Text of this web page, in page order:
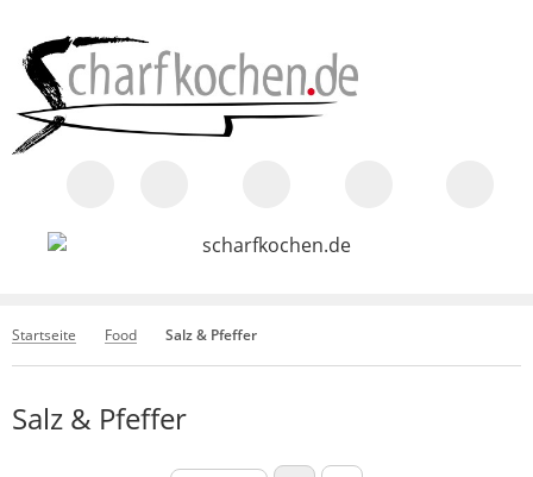
Startseite Food Salz & Pfeffer
Salz & Pfeffer